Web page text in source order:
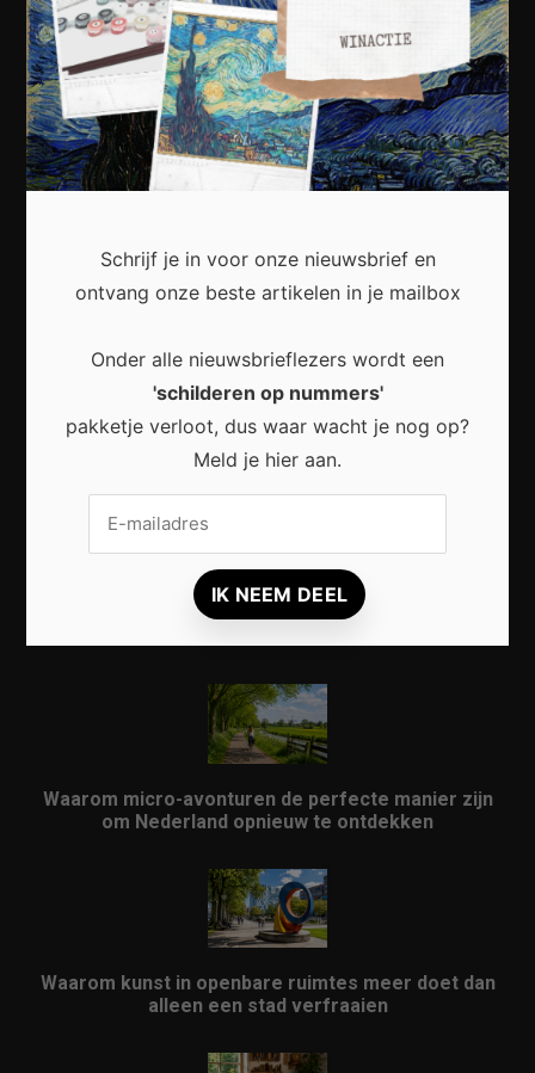
Kunst
Cultuur
Muziek
Lichaam en Geest
Business
Varia
Meest recent
Waarom een thuisbatterij steeds interessanter
Waarom micro-avonturen de perfecte manier zijn
om Nederland opnieuw te ontdekken
Waarom kunst in openbare ruimtes meer doet dan
alleen een stad verfraaien
Schrijf je in voor onze nieuwsbrief en
ontvang onze beste artikelen in je mailbox
Onder alle nieuwsbrieflezers wordt een
'schilderen op nummers'
pakketje verloot, dus waar wacht je nog op?
Meld je hier aan.